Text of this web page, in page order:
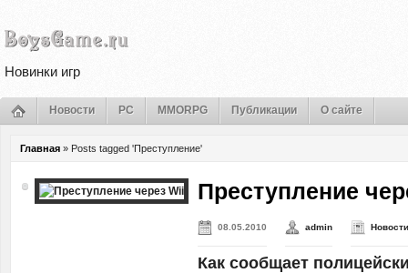
Новинки игр
Новости PC MMORPG Публикации О сайте
Главная » Posts tagged 'Преступление'
Преступление
08.05.2010 admin Новости
Как сообщает